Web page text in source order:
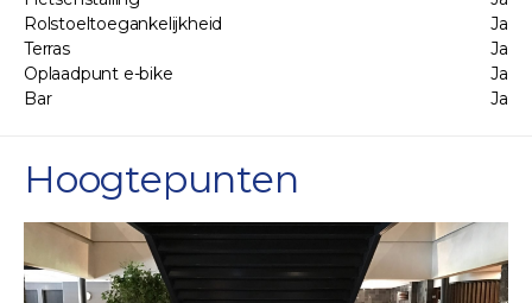
Rolstoeltoegankelijkheid
Ja
Terras
Ja
Oplaadpunt e-bike
Ja
Bar
Ja
Hoogtepunten